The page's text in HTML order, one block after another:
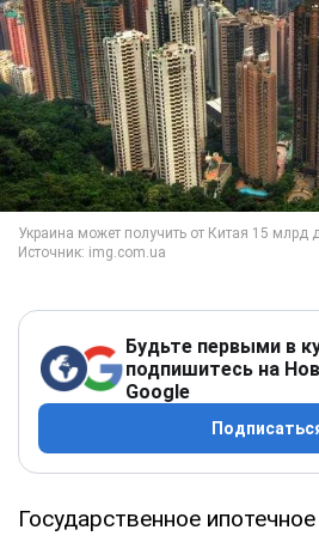
Будьте первыми в
подпишитесь на
Google
Государственное